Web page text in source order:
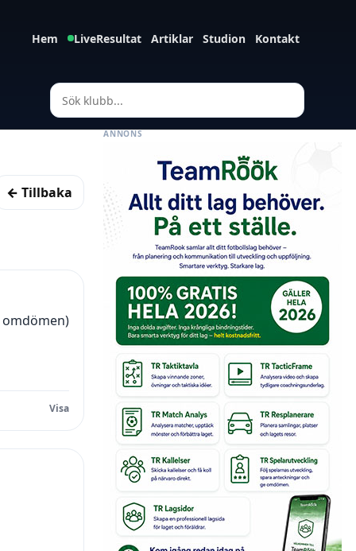
Hem LiveResultat Artiklar Studion Kontakt
ANNONS
← Tillbaka
omdömen)